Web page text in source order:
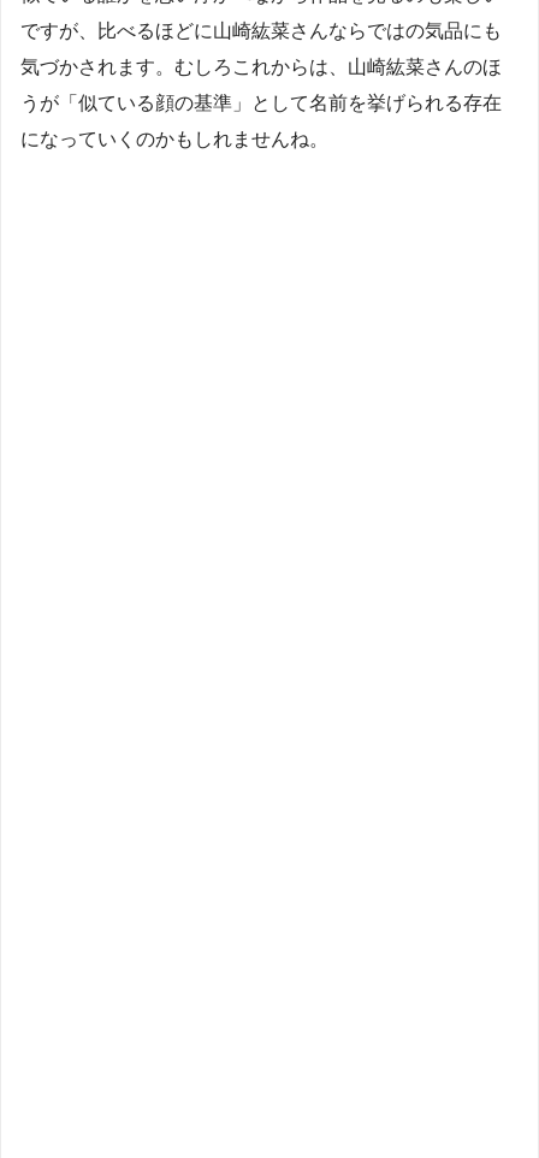
ですが、比べるほどに山崎紘菜さんならではの気品にも
気づかされます。むしろこれからは、山崎紘菜さんのほ
うが「似ている顔の基準」として名前を挙げられる存在
になっていくのかもしれませんね。